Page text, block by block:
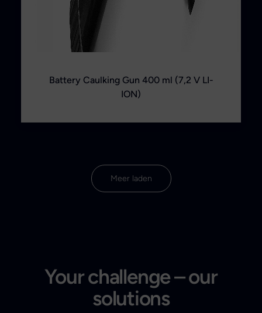
Battery Caulking Gun 400 ml (7,2 V LI-
ION)
Meer laden
Your challenge – our
solutions